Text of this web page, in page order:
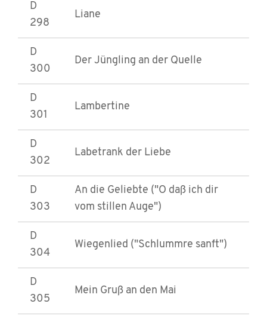
D
298
Liane
D
300
Der Jüngling an der Quelle
D
301
Lambertine
D
302
Labetrank der Liebe
D
303
An die Geliebte ("O daß ich dir
vom stillen Auge")
D
304
Wiegenlied ("Schlummre sanft")
D
305
Mein Gruß an den Mai